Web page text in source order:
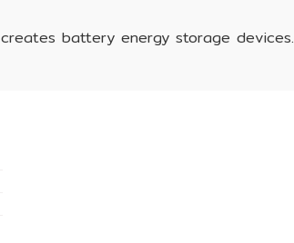
battery energy storage devices.